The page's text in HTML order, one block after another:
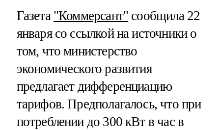
Газета "Коммерсант" сообщила 22
января со ссылкой на источники о
том, что министерство
экономического развития
предлагает дифференциацию
тарифов. Предполагалось, что при
потреблении до 300 кВт в час в